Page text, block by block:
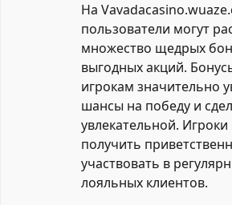
На
пользователи могут
множество щедрых
выгодных акций.
игрокам значительно
шансы на победу и
увлекательной.
получить
участвовать в
лояльных клиентов.